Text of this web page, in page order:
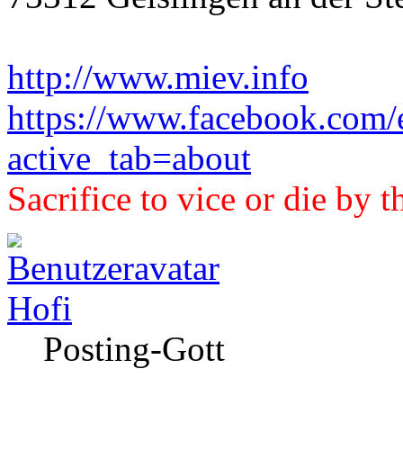
http://www.miev.info
https://
active_tab=about
Sacrifice to vice or die by
Hofi
Posting-Gott